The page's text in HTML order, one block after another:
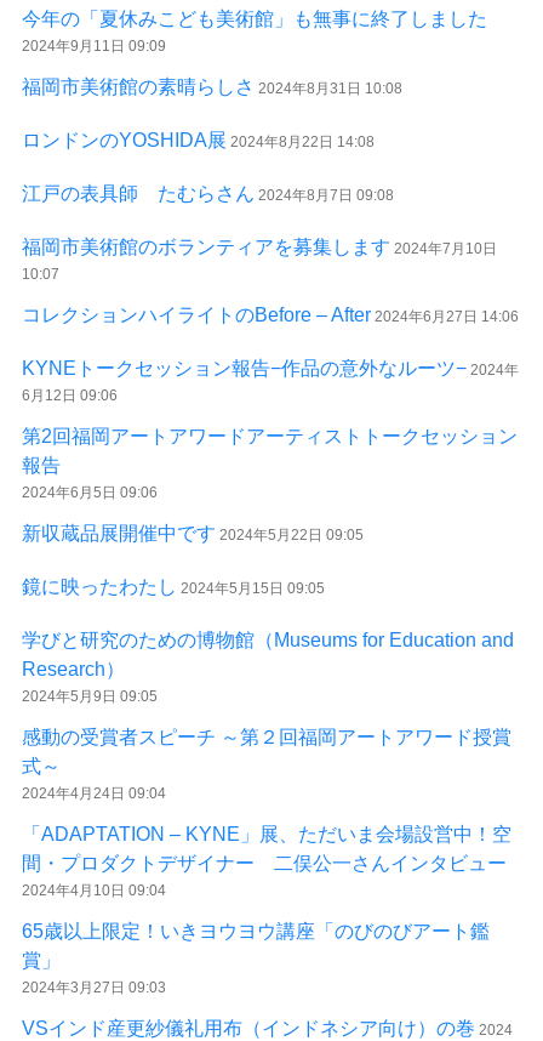
今年の「夏休みこども美術館」も無事に終了しました
2024年9月11日 09:09
福岡市美術館の素晴らしさ 2024年8月31日 10:08
ロンドンのYOSHIDA展 2024年8月22日 14:08
江戸の表具師 たむらさん 2024年8月7日 09:08
福岡市美術館のボランティアを募集します 2024年7月10日
10:07
コレクションハイライトのBefore – After 2024年6月27日 14:06
KYNEトークセッション報告−作品の意外なルーツ− 2024年
6月12日 09:06
第2回福岡アートアワードアーティストトークセッション
報告
2024年6月5日 09:06
新収蔵品展開催中です 2024年5月22日 09:05
鏡に映ったわたし 2024年5月15日 09:05
学びと研究のための博物館（Museums for Education and
Research）
2024年5月9日 09:05
感動の受賞者スピーチ ～第２回福岡アートアワード授賞
式～
2024年4月24日 09:04
「ADAPTATION – KYNE」展、ただいま会場設営中！空
間・プロダクトデザイナー 二俣公一さんインタビュー
2024年4月10日 09:04
65歳以上限定！いきヨウヨウ講座「のびのびアート鑑
賞」
2024年3月27日 09:03
VSインド産更紗儀礼用布（インドネシア向け）の巻 2024